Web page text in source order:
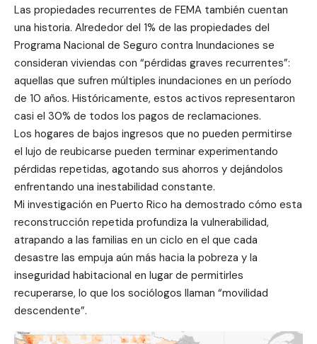
Las propiedades recurrentes de FEMA también cuentan
una historia. Alrededor del 1% de las propiedades del
Programa Nacional de Seguro contra Inundaciones se
consideran viviendas con “pérdidas graves recurrentes”:
aquellas que sufren múltiples inundaciones en un período
de 10 años. Históricamente, estos activos representaron
casi el 30% de todos los pagos de reclamaciones.
Los hogares de bajos ingresos que no pueden permitirse
el lujo de reubicarse pueden terminar experimentando
pérdidas repetidas, agotando sus ahorros y dejándolos
enfrentando una inestabilidad constante.
Mi investigación en Puerto Rico ha demostrado cómo esta
reconstrucción repetida profundiza la vulnerabilidad,
atrapando a las familias en un ciclo en el que cada
desastre las empuja aún más hacia la pobreza y la
inseguridad habitacional en lugar de permitirles
recuperarse, lo que los sociólogos llaman “movilidad
descendente”.